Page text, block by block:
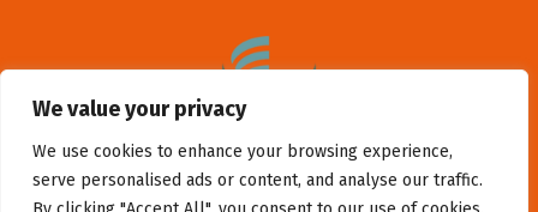
We value your privacy
We use cookies to enhance your browsing experience,
serve personalised ads or content, and analyse our traffic.